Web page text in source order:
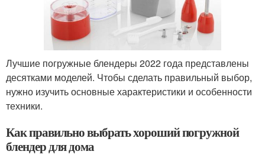
Лучшие погружные блендеры 2022 года представлены
десятками моделей. Чтобы сделать правильный выбор,
нужно изучить основные характеристики и особенности
техники.
Как правильно выбрать хороший погружной
блендер для дома